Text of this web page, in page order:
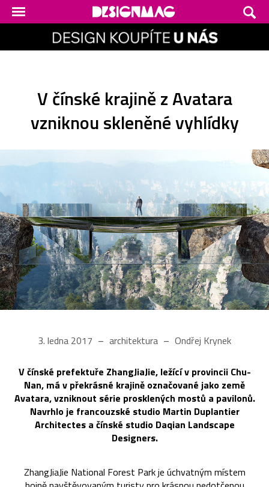
V čínské krajině z Avatara
vzniknou skleněné vyhlídky
3. ledna 2017 architektura Ondřej Krynek
V čínské prefektuře ZhangJiaJie, ležící v provincii Chu-
Nan, má v překrásné krajině označované jako země
Avatara, vzniknout série prosklených mostů a pavilonů.
Navrhlo je francouzské studio Martin Duplantier
Architectes a čínské studio Daqian Landscape
Designers.
ZhangJiaJie National Forest Park je úchvatným místem